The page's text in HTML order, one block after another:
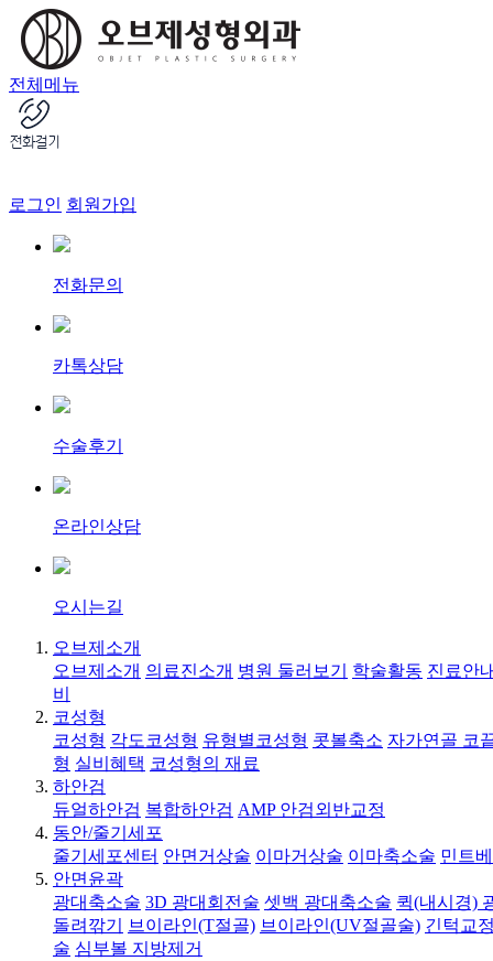
전체메뉴
로그인 회원가입
전화문의
카톡상담
수술후기
온라인상담
오시는길
오브제소개
오브제소개 의료진소개 병원 둘러보기 학술활동 진료안
비
코성형
코성형 각도코성형 유형별코성형 콧볼축소 자가연골 코
형 실비혜택 코성형의 재료
하안검
듀얼하안검 복합하안검 AMP 안검외반교정
동안/줄기세포
줄기세포센터 안면거상술 이마거상술 이마축소술 민트
안면윤곽
광대축소술 3D 광대회전술 셋백 광대축소술 퀵(내시경)
돌려깎기
브이라인(T절골) 브이라인(UV절골술) 긴턱교
술 심부볼 지방제거